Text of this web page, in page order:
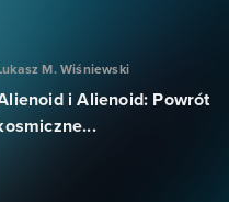
M. Wiśniewski
i Alienoid: Powrót